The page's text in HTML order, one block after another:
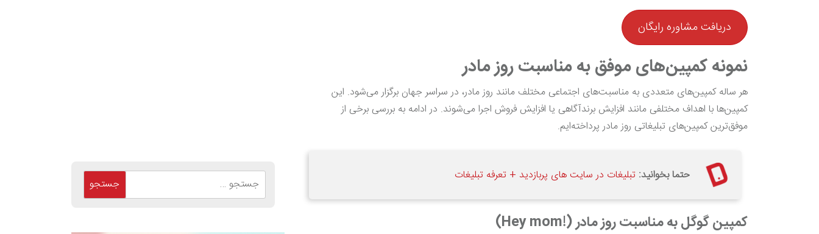
دریافت مشاوره رایگان
نمونه کمپین‌های موفق به مناسبت روز مادر
هر ساله کمپین‌های متعددی به مناسبت‌های اجتماعی مختلف مانند روز مادر، در سراسر جهان برگزار می‌شود. این
کمپین‌ها با اهداف مختلفی مانند افزایش برندآگاهی یا افزایش فروش اجرا می‌شوند. در ادامه به بررسی برخی از
موفق‌ترین کمپین‌های تبلیغاتی روز مادر پرداخته‌ایم.
حتما بخوانید: تبلیغات در سایت های پربازدید + تعرفه‌ تبلیغات
کمپین گوگل به مناسبت روز مادر (!Hey mom)
جستجو
برای: